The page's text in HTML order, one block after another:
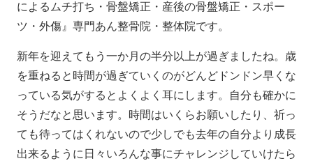
によるムチ打ち・骨盤矯正・産後の骨盤矯正・スポー
ツ・外傷』専門あん整骨院・整体院です。
新年を迎えてもう一か月の半分以上が過ぎましたね。歳
を重ねると時間が過ぎていくのがどんどドンドン早くな
っている気がするとよくよく耳にします。自分も確かに
そうだなと思います。時間はいくらお願いしたり、祈っ
ても待ってはくれないので少しでも去年の自分より成長
出来るように日々いろんな事にチャレンジしていけたら